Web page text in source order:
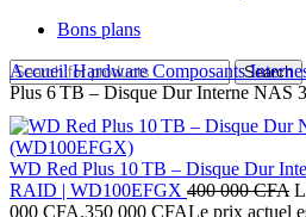
Bons plans
Search
AccueilHardwareComposants
Plus 6 TB – Disque Dur Interne NAS
WD Red Plus 10 TB – Disque Dur
RAID | WD100EFGX 400 000CFA
000 CFA.350 000 CFALe prix actuel